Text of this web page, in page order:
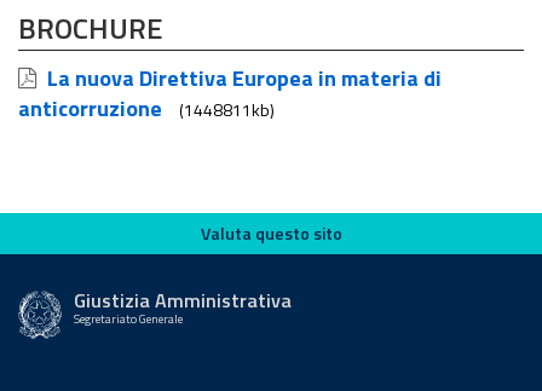
BROCHURE
La nuova Direttiva Europea in materia di
anticorruzione
(1448811kb)
Valuta questo sito
Valuta questo sito
Giustizia Amministrativa
Segretariato Generale